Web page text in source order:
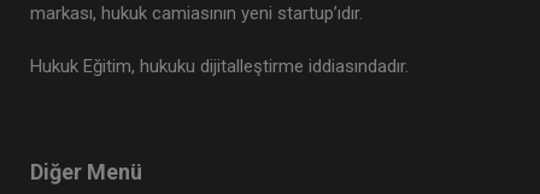
markası, hukuk camiasının yeni startup’ıdır.
Hukuk Eğitim, hukuku dijitalleştirme iddiasındadır.
Diğer Menü